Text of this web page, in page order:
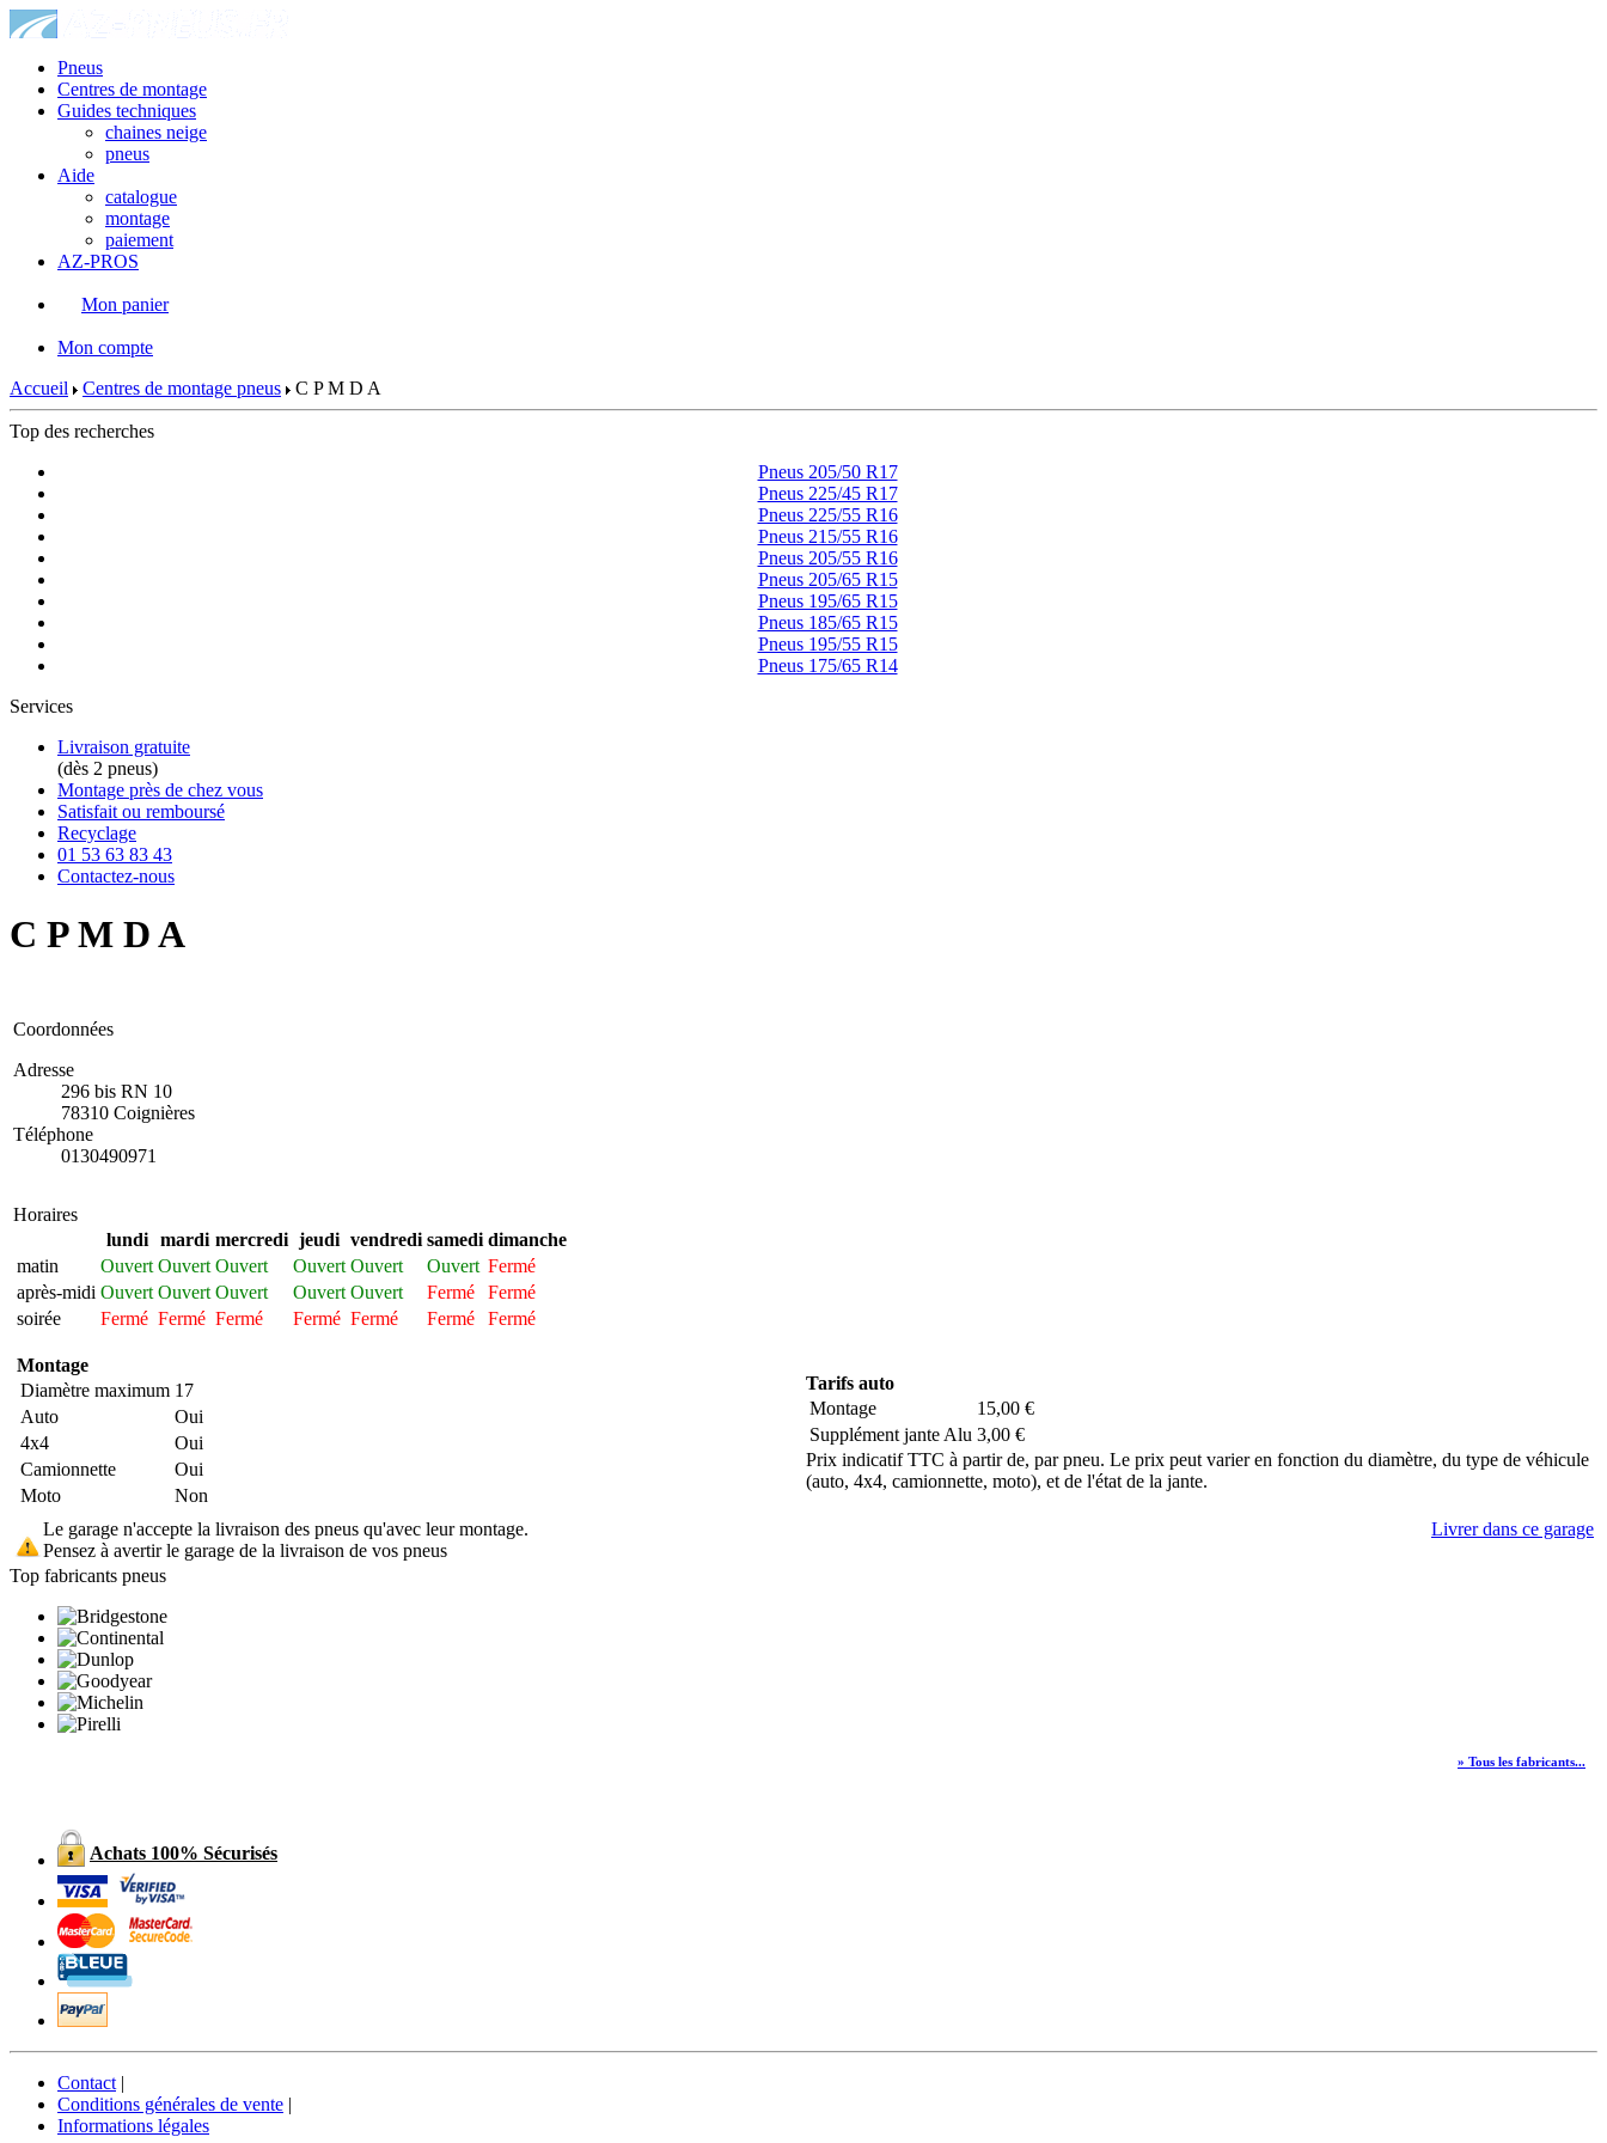
Pneus
Centres de montage
Guides techniques
chaines neige
pneus
Aide
catalogue
montage
paiement
AZ-PROS
Mon panier
Mon compte
Accueil
Centres de montage pneus C P M D A
Top des recherches
Pneus 205/50 R17
Pneus 225/45 R17
Pneus 225/55 R16
Pneus 215/55 R16
Pneus 205/55 R16
Pneus 205/65 R15
Pneus 195/65 R15
Pneus 185/65 R15
Pneus 195/55 R15
Pneus 175/65 R14
Services
Livraison gratuite
(dès 2 pneus)
Montage près de chez vous
Satisfait ou remboursé
Recyclage
01 53 63 83 43
Contactez-nous
C P M D A
Coordonnées
Adresse
296 bis RN 10
78310 Coignières
Téléphone
0130490971
Horaires
lundi
mardi mercredi jeudi vendredi samedi dimanche
matin
Ouvert Ouvert Ouvert Ouvert Ouvert Ouvert Fermé
après-midi Ouvert Ouvert Ouvert Ouvert Ouvert Fermé
Fermé
soirée
Fermé Fermé Fermé Fermé Fermé Fermé Fermé
Montage
Diamètre maximum 17
Auto
Oui
4x4
Oui
Camionnette
Oui
Moto
Non
Tarifs auto
Montage
15,00 €
Supplément jante Alu 3,00 €
Prix indicatif TTC à partir de, par pneu. Le prix peut varier en fonction du diamètre, du type de véhicule
(auto, 4x4, camionnette, moto), et de l'état de la jante.
Le garage n'accepte la livraison des pneus qu'avec leur montage.
Pensez à avertir le garage de la livraison de vos pneus
Livrer dans ce garage
Top fabricants pneus
» Tous les fabricants...
Achats 100% Sécurisés
Contact |
Conditions générales de vente |
Informations légales